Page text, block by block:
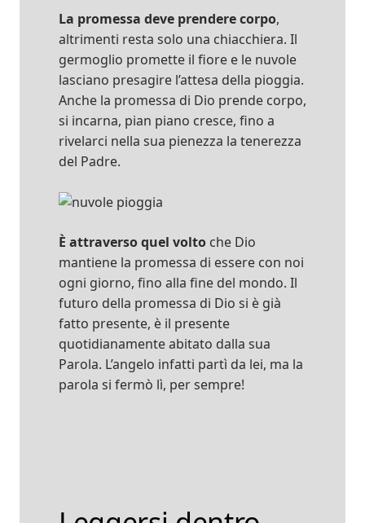
La promessa deve prendere corpo,
altrimenti resta solo una chiacchiera. Il
germoglio promette il fiore e le nuvole
lasciano presagire l’attesa della pioggia.
Anche la promessa di Dio prende corpo,
si incarna, pian piano cresce, fino a
rivelarci nella sua pienezza la tenerezza
del Padre.
È attraverso quel volto che Dio
mantiene la promessa di essere con noi
ogni giorno, fino alla fine del mondo. Il
futuro della promessa di Dio si è già
fatto presente, è il presente
quotidianamente abitato dalla sua
Parola. L’angelo infatti partì da lei, ma la
parola si fermò lì, per sempre!